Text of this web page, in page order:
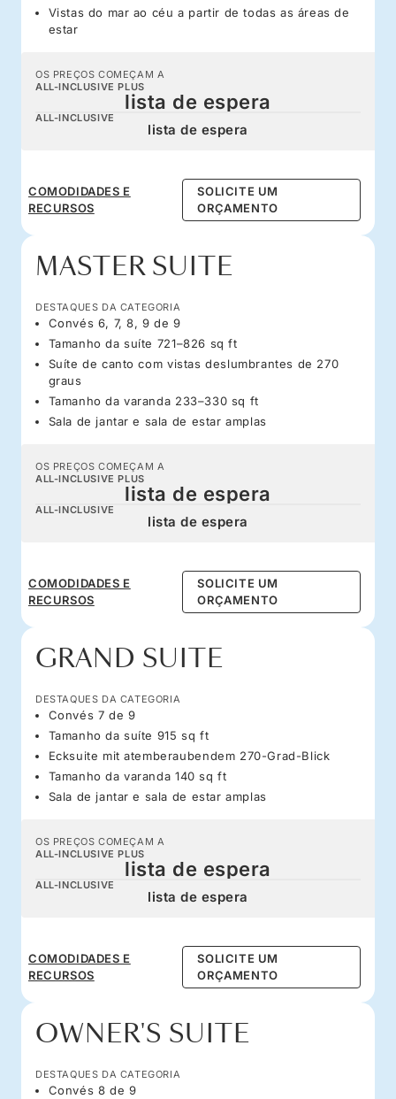
Vistas do mar ao céu a partir de todas as áreas de
estar
OS PREÇOS COMEÇAM A
ALL-INCLUSIVE PLUS
lista de espera
ALL-INCLUSIVE
lista de espera
COMODIDADES E
RECURSOS
SOLICITE UM
ORÇAMENTO
MASTER SUITE
DESTAQUES DA CATEGORIA
Convés 6, 7, 8, 9 de 9
Tamanho da suíte 721–826 sq ft
Suíte de canto com vistas deslumbrantes de 270
graus
Tamanho da varanda 233–330 sq ft
Sala de jantar e sala de estar amplas
OS PREÇOS COMEÇAM A
ALL-INCLUSIVE PLUS
lista de espera
ALL-INCLUSIVE
lista de espera
COMODIDADES E
RECURSOS
SOLICITE UM
ORÇAMENTO
GRAND SUITE
DESTAQUES DA CATEGORIA
Convés 7 de 9
Tamanho da suíte 915 sq ft
Ecksuite mit atemberaubendem 270-Grad-Blick
Tamanho da varanda 140 sq ft
Sala de jantar e sala de estar amplas
OS PREÇOS COMEÇAM A
ALL-INCLUSIVE PLUS
lista de espera
ALL-INCLUSIVE
lista de espera
COMODIDADES E
RECURSOS
SOLICITE UM
ORÇAMENTO
OWNER'S SUITE
DESTAQUES DA CATEGORIA
Convés 8 de 9